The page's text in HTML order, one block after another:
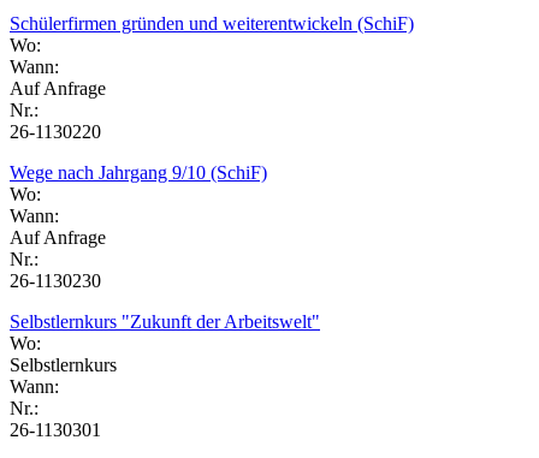
Schülerfirmen gründen und weiterentwickeln (SchiF)
Wo:
Wann:
Auf Anfrage
Nr.:
26-1130220
Wege nach Jahrgang 9/10 (SchiF)
Wo:
Wann:
Auf Anfrage
Nr.:
26-1130230
Selbstlernkurs "Zukunft der Arbeitswelt"
Wo:
Selbstlernkurs
Wann:
Nr.:
26-1130301